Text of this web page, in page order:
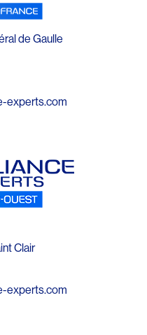
de Gaulle
experts.com
Clair
experts.com